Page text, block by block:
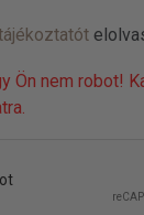
Ön nem robot!